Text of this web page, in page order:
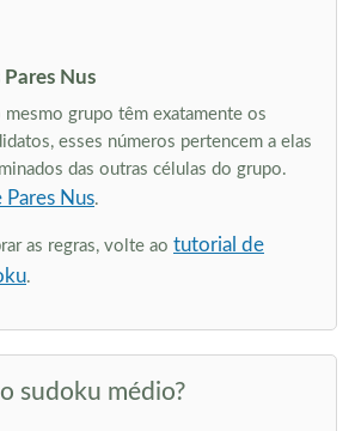
Pares Nus
mesmo grupo têm exatamente os
esses números pertencem a elas
das outras células do grupo.
Nus.
as regras, volte ao tutorial de
.
sudoku médio?